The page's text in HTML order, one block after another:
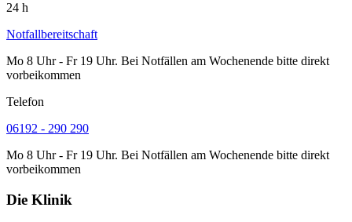
24 h
Notfallbereitschaft
Mo 8 Uhr - Fr 19 Uhr. Bei Notfällen am Wochenende bitte direkt
vorbeikommen
Telefon
06192 - 290 290
Mo 8 Uhr - Fr 19 Uhr. Bei Notfällen am Wochenende bitte direkt
vorbeikommen
Die Klinik